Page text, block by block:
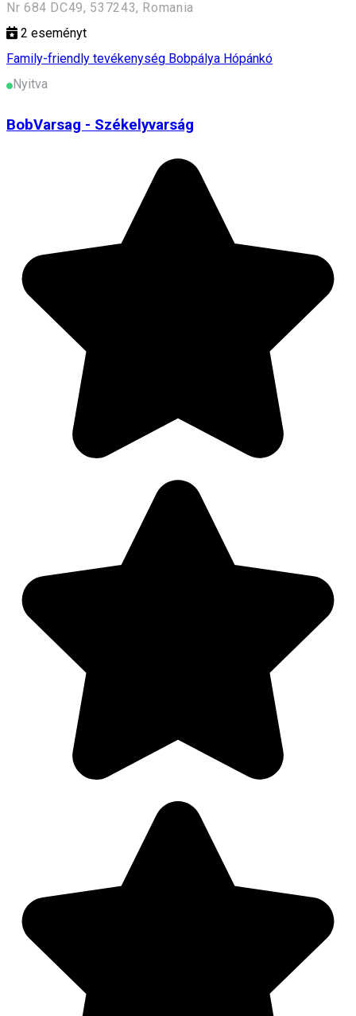
Nr 684 DC49, 537243, Romania
2 eseményt
Family-friendly tevékenység Bobpálya Hópánkó
Nyitva
BobVarsag - Székelyvarság